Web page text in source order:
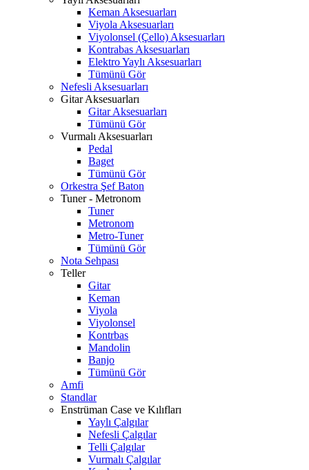
Keman Aksesuarları
Viyola Aksesuarları
Viyolonsel (Çello) Aksesuarları
Kontrabas Aksesuarları
Elektro Yaylı Aksesuarları
Tümünü Gör
Nefesli Aksesuarları
Gitar Aksesuarları
Gitar Aksesuarları
Tümünü Gör
Vurmalı Aksesuarları
Pedal
Baget
Tümünü Gör
Orkestra Şef Baton
Tuner - Metronom
Tuner
Metronom
Metro-Tuner
Tümünü Gör
Nota Sehpası
Teller
Gitar
Keman
Viyola
Viyolonsel
Kontrbas
Mandolin
Banjo
Tümünü Gör
Amfi
Standlar
Enstrüman Case ve Kılıfları
Yaylı Çalgılar
Nefesli Çalgılar
Telli Çalgılar
Vurmalı Çalgılar